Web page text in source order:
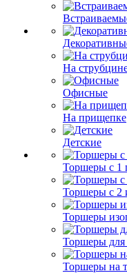
На
Офисные
На прищепке
Детские
Торшеры с 1
Торшеры с 2
Торшеры
Торшеры для
Торшеры на